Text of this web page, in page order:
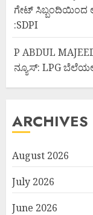
ಗೇಟ್ ಸಿಬ್ಬಂದಿಯಿಂದ
:SDPI
P ABDUL
ನ್ಯೂಸ್: LPG
ARCHIVES
August 2026
July 2026
June 2026